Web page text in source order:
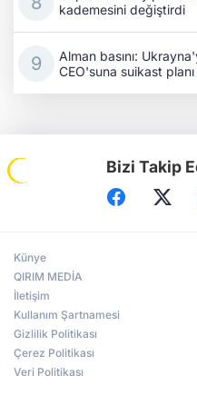
kademesini değiştirdi
Alman basını:
CEO'suna suikast
Bizi Takip
Künye
QIRIM MEDİA
İletişim
Kullanım Şartnamesi
Gizlilik Politikası
Çerez Politikası
Veri Politikası